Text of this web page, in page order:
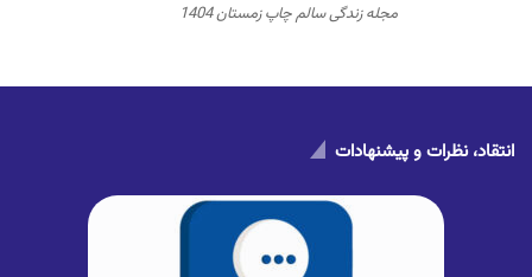
مجله زندگی سالم چاپ زمستان 1404
انتقاد، نظرات و پیشنهادات